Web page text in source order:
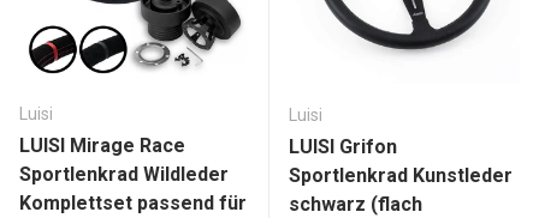
Luisi
LUISI Mirage Race
Sportlenkrad Wildleder
Komplettset passend für
Luisi
LUISI Grifon
Sportlenkrad Kunstleder
schwarz (flach